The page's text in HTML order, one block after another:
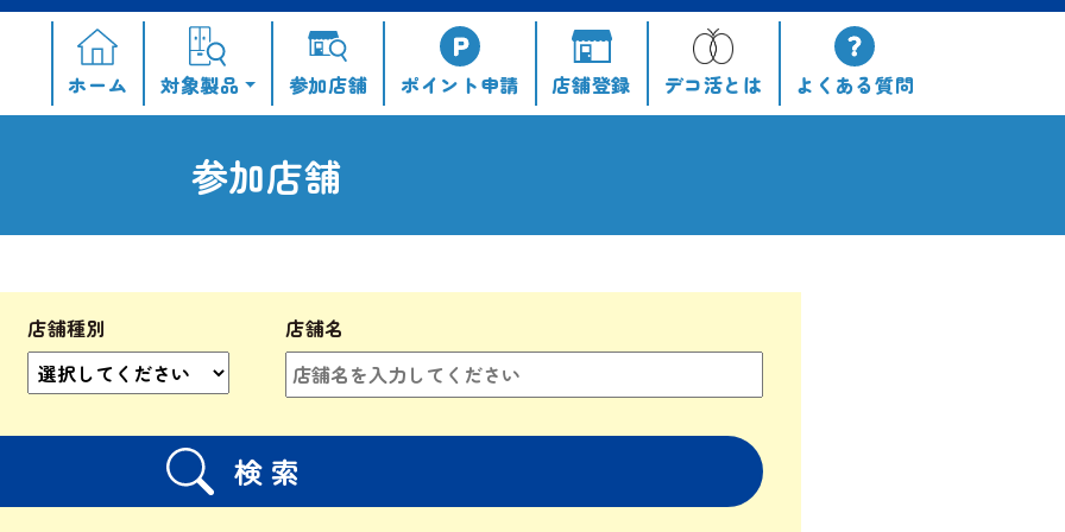
ホーム 対象製品 参加店舗 ポイント申請 店舗登録 デコ活とは よくある質問
参加店舗
店舗種別 店舗名